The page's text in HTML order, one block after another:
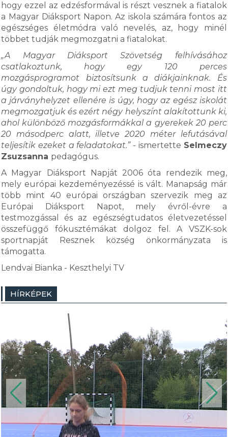
hogy ezzel az edzésformával is részt vesznek a fiatalok
a Magyar Diáksport Napon. Az iskola számára fontos az
egészséges életmódra való nevelés, az, hogy minél
többet tudják megmozgatni a fiatalokat.
„A Magyar Diáksport Szövetség felhívásához
csatlakoztunk, hogy egy 120 perces
mozgásprogramot biztosítsunk a diákjainknak. És
úgy gondoltuk, hogy mi ezt meg tudjuk tenni most itt
a járványhelyzet ellenére is úgy, hogy az egész iskolát
megmozgatjuk és ezért négy helyszínt alakítottunk ki,
ahol különböző mozgásformákkal a gyerekek 20 perc
20 másodperc alatt, illetve 2020 méter lefutásával
teljesítik ezeket a feladatokat.”- ismertette Selmeczy
Zsuzsanna pedagógus.
A Magyar Diáksport Napját 2006 óta rendezik meg,
mely európai kezdeményezéssé is vált. Manapság már
több mint 40 európai országban szervezik meg az
Európai Diáksport Napot, mely évről-évre a
testmozgással és az egészségtudatos életvezetéssel
összefüggő fókusztémákat dolgoz fel. A VSZK-sok
sportnapját Resznek község önkormányzata is
támogatta.
Lendvai Bianka - Keszthelyi TV
HÍRKÉPEK